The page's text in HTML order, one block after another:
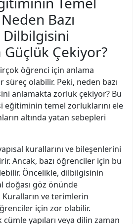
Bazı
Çekiyor?
öğrenci için anlama
olabilir. Peki, neden bazı
anlamakta zorluk çekiyor? Bu
eğitiminin temel zorluklarını ele
altında yatan sebepleri
kurallarını ve bileşenlerini
Ancak, bazı öğrenciler için bu
Öncelikle, dilbilgisinin
doğası göz önünde
Kuralların ve terimlerin
için zor olabilir.
cümle yapıları veya dilin zaman